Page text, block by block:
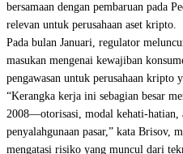
bersamaan dengan pembaruan pada
relevan untuk perusahaan aset kripto.
Pada bulan Januari, regulator
masukan mengenai kewajiban
pengawasan untuk perusahaan kripto
“Kerangka kerja ini sebagian besar
2008—otorisasi, modal kehati-hatian,
penyalahgunaan pasar,” kata Brisov,
mengatasi risiko yang muncul dari